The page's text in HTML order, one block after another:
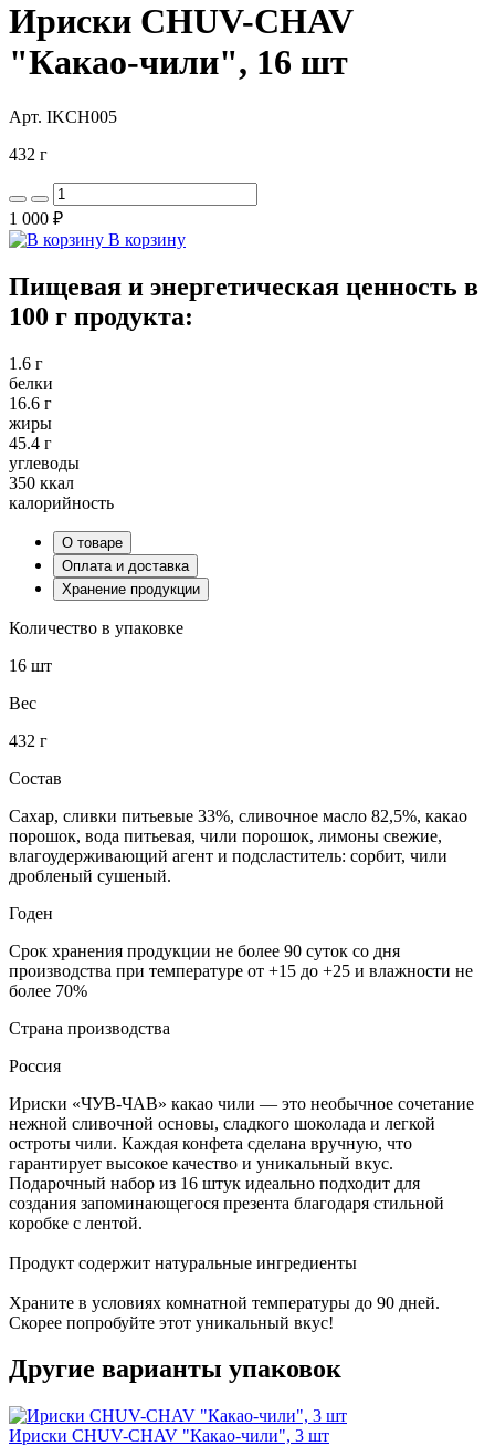
Ириски CHUV-CHAV
"Какао-чили", 16 шт
Арт. IKCH005
432 г
1 000 ₽
В корзину
Пищевая и энергетическая ценность в
100 г продукта:
1.6 г
белки
16.6 г
жиры
45.4 г
углеводы
350 ккал
калорийность
О товаре
Оплата и доставка
Хранение продукции
Количество в упаковке
16 шт
Вес
432 г
Состав
Сахар, сливки питьевые 33%, сливочное масло 82,5%, какао
порошок, вода питьевая, чили порошок, лимоны свежие,
влагоудерживающий агент и подсластитель: сорбит, чили
дробленый сушеный.
Годен
Срок хранения продукции не более 90 суток со дня
производства при температуре от +15 до +25 и влажности не
более 70%
Страна производства
Россия
Ириски «ЧУВ-ЧАВ» какао чили — это необычное сочетание
нежной сливочной основы, сладкого шоколада и легкой
остроты чили. Каждая конфета сделана вручную, что
гарантирует высокое качество и уникальный вкус.
Подарочный набор из 16 штук идеально подходит для
создания запоминающегося презента благодаря стильной
коробке с лентой.
Продукт содержит натуральные ингредиенты
Храните в условиях комнатной температуры до 90 дней.
Скорее попробуйте этот уникальный вкус!
Другие варианты упаковок
Ириски CHUV-CHAV "Какао-чили", 3 шт